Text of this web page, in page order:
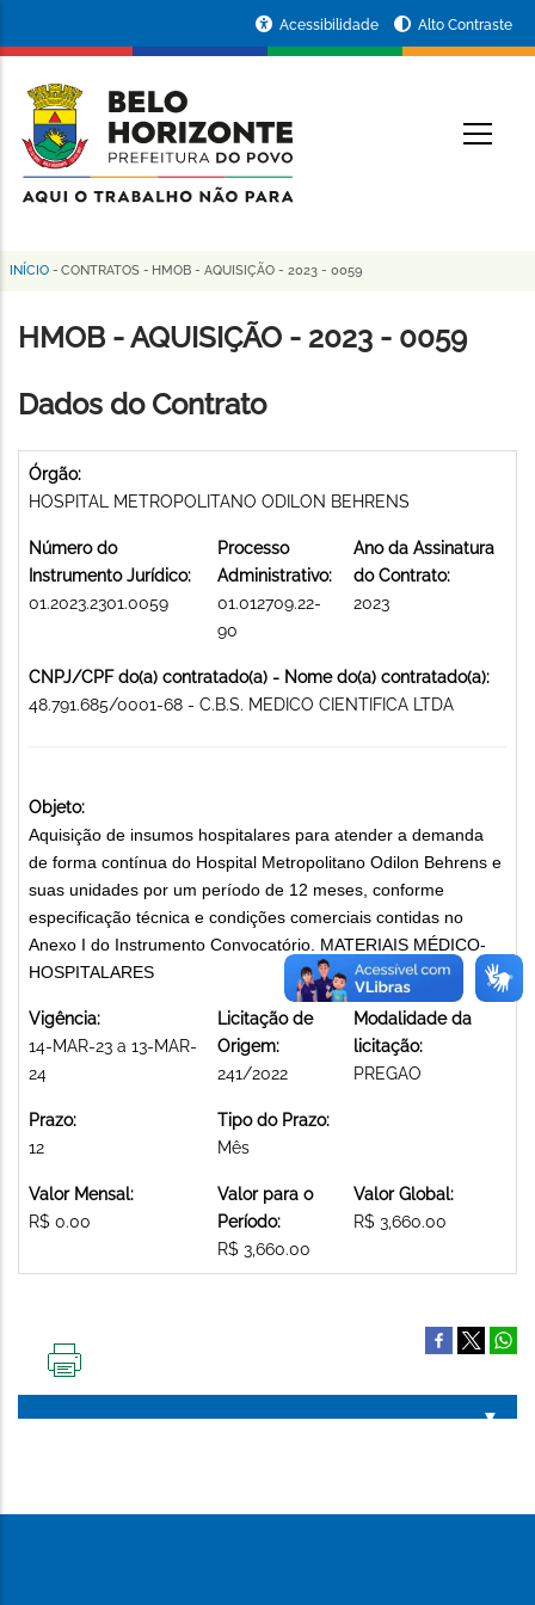
conteúdo
principal
da
Prefeitura
de
Horizonte
Acessibilidade Alto Contraste
Trilha
de
INÍCIO - CONTRATOS - HMOB - AQUISIÇÃO - 2023 - 0059
HMOB - AQUISIÇÃO - 2023 - 0059
Dados do Contrato
Órgão:
HOSPITAL METROPOLITANO ODILON BEHRENS
Número do
Instrumento Jurídico:
01.2023.2301.0059
Processo
Administrativo:
01.012709.22-
90
Ano da Assinatura
do Contrato:
2023
CNPJ/CPF do(a) contratado(a) - Nome do(a) contratado(a):
48.791.685/0001-68 - C.B.S. MEDICO CIENTIFICA LTDA
Objeto:
Aquisição de insumos hospitalares para atender a demanda
de forma contínua do Hospital Metropolitano Odilon Behrens e
suas unidades por um período de 12 meses, conforme
especificação técnica e condições comerciais contidas no
Anexo I do Instrumento Convocatório. MATERIAIS MÉDICO-
HOSPITALARES
Vigência:
14-MAR-23 a 13-MAR-
24
Licitação de
Origem:
241/2022
Modalidade da
licitação:
PREGAO
Prazo:
12
Tipo do Prazo:
Mês
Valor Mensal:
R$ 0.00
Valor para o
Período:
R$ 3,660.00
Valor Global:
R$ 3,660.00
PÁGINA